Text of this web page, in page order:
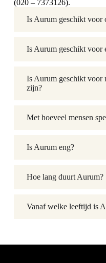
(020 – 7373126).
Is Aurum geschikt voor
Is Aurum geschikt voor
Is Aurum geschikt voor
zijn?
Met hoeveel mensen
Is Aurum eng?
Hoe lang duurt Aurum?
Vanaf welke leeftijd is